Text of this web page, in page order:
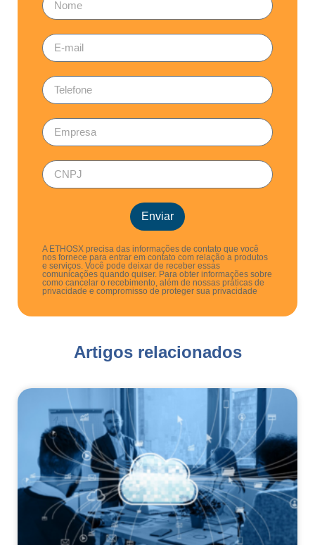
Enviar
A ETHOSX precisa das informações de contato que você
nos fornece para entrar em contato com relação a produtos
e serviços. Você pode deixar de receber essas
comunicações quando quiser. Para obter informações sobre
como cancelar o recebimento, além de nossas práticas de
privacidade e compromisso de proteger sua privacidade
Artigos relacionados